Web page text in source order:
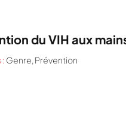
du VIH aux
: Genre, Prévention